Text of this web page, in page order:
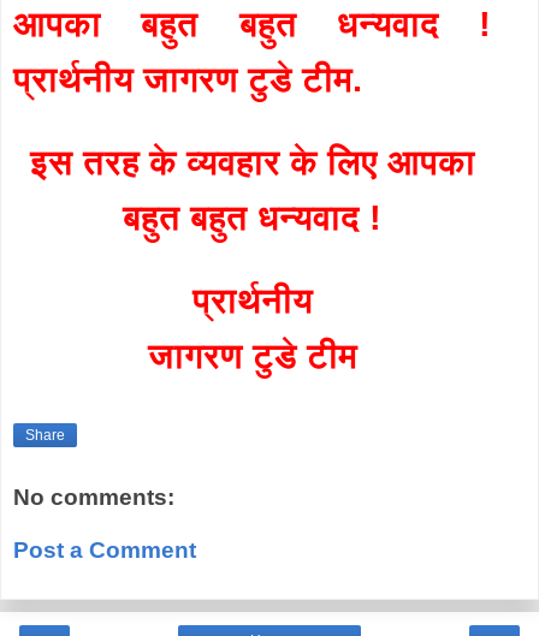
आपका बहुत बहुत धन्यवाद !
प्रार्थनीय जागरण टुडे टीम.
इस तरह के व्यवहार के लिए आपका
बहुत बहुत धन्यवाद !
प्रार्थनीय
जागरण टुडे टीम
Share
No comments:
Post a Comment